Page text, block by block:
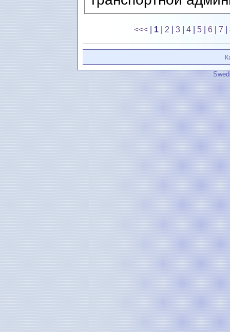
<<< 1 2 |3 |4 5 |6 |7 |